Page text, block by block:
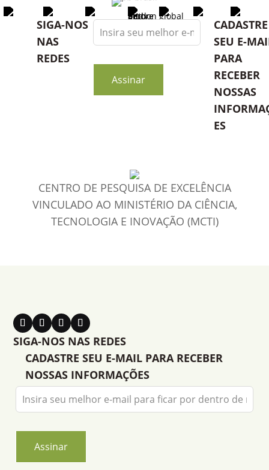
SIGA-NOS
NAS
REDES
Leave
this
blank
Assinar
CADASTRE
SEU E-
PARA
RECEBER
NOSSAS
ES
CENTRO DE PESQUISA DE EXCELÊNCIA
VINCULADO AO MINISTÉRIO DA CIÊNCIA,
TECNOLOGIA E INOVAÇÃO (MCTI)
SIGA-NOS NAS REDES
CADASTRE SEU E-MAIL PARA RECEBER
NOSSAS INFORMAÇÕES
Leave
this
blank
Assinar